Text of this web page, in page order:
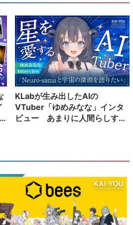
KLabが生み出したAIの
VTuber「ゆめみなな」インタ
ビュー あまりに人間らしすぎ